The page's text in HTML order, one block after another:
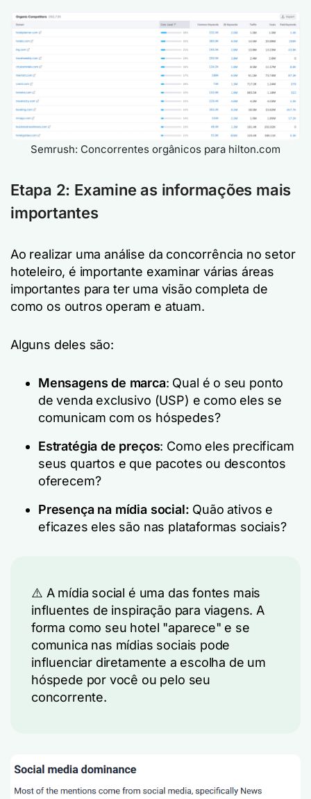
Semrush: Concorrentes orgânicos para hilton.com
Etapa 2: Examine as informações mais
importantes
Ao realizar uma análise da concorrência no setor
hoteleiro, é importante examinar várias áreas
importantes para ter uma visão completa de
como os outros operam e atuam.
Alguns deles são:
Mensagens de marca: Qual é o seu ponto
de venda exclusivo (USP) e como eles se
comunicam com os hóspedes?
Estratégia de preços: Como eles precificam
seus quartos e que pacotes ou descontos
oferecem?
Presença na mídia social: Quão ativos e
eficazes eles são nas plataformas sociais?
⚠️ A mídia social é uma das fontes mais
influentes de inspiração para viagens. A
forma como seu hotel "aparece" e se
comunica nas mídias sociais pode
influenciar diretamente a escolha de um
hóspede por você ou pelo seu
concorrente.